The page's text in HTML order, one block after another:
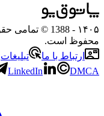
۱۴۰۵
- 1388 ©
محفوظ است.
ارتباط با ما
تبلیغات
LinkedIn DMCA